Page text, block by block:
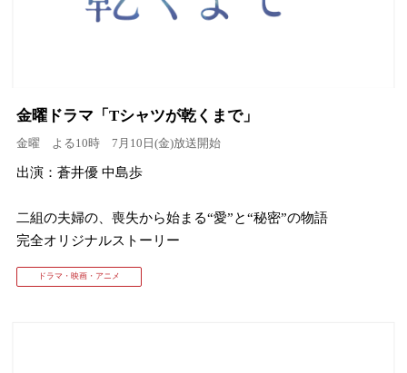
金曜ドラマ「Tシャツが乾くまで」
金曜 よる10時 7月10日(金)放送開始
出演：蒼井優 中島歩
⼆組の夫婦の、喪失から始まる“愛”と“秘密”の物語
完全オリジナルストーリー
ドラマ・映画・アニメ